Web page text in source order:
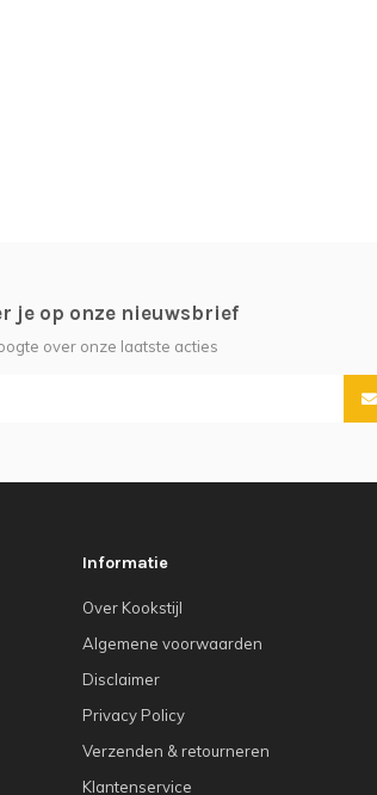
je op onze nieuwsbrief
over onze laatste acties
Informatie
Over Kookstijl
Algemene voorwaarden
Disclaimer
Privacy Policy
Verzenden & retourneren
Klantenservice